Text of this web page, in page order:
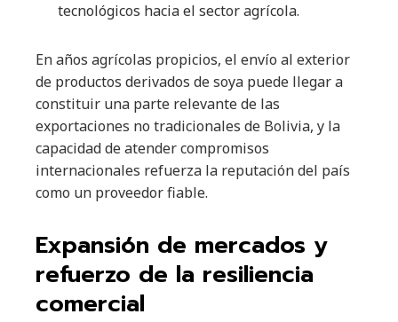
tecnológicos hacia el sector agrícola.
En años agrícolas propicios, el envío al exterior
de productos derivados de soya puede llegar a
constituir una parte relevante de las
exportaciones no tradicionales de Bolivia, y la
capacidad de atender compromisos
internacionales refuerza la reputación del país
como un proveedor fiable.
Expansión de mercados y
refuerzo de la resiliencia
comercial